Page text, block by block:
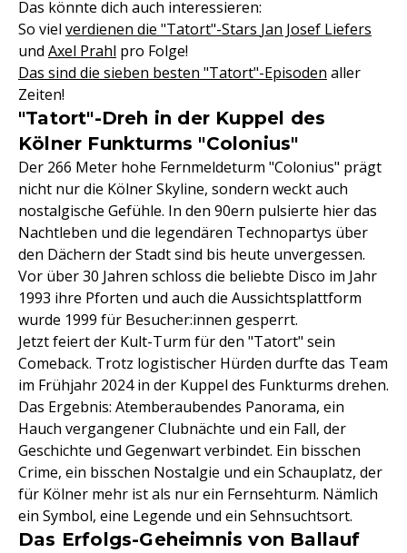
Das könnte dich auch interessieren:
So viel verdienen die "Tatort"-Stars Jan Josef Liefers
und Axel Prahl pro Folge!
Das sind die sieben besten "Tatort"-Episoden aller
Zeiten!
"Tatort"-Dreh in der Kuppel des
Kölner Funkturms "Colonius"
Der 266 Meter hohe Fernmeldeturm "Colonius" prägt
nicht nur die Kölner Skyline, sondern weckt auch
nostalgische Gefühle. In den 90ern pulsierte hier das
Nachtleben und die legendären Technopartys über
den Dächern der Stadt sind bis heute unvergessen.
Vor über 30 Jahren schloss die beliebte Disco im Jahr
1993 ihre Pforten und auch die Aussichtsplattform
wurde 1999 für Besucher:innen gesperrt.
Jetzt feiert der Kult-Turm für den "Tatort" sein
Comeback. Trotz logistischer Hürden durfte das Team
im Frühjahr 2024 in der Kuppel des Funkturms drehen.
Das Ergebnis: Atemberaubendes Panorama, ein
Hauch vergangener Clubnächte und ein Fall, der
Geschichte und Gegenwart verbindet. Ein bisschen
Crime, ein bisschen Nostalgie und ein Schauplatz, der
für Kölner mehr ist als nur ein Fernsehturm. Nämlich
ein Symbol, eine Legende und ein Sehnsuchtsort.
Das Erfolgs-Geheimnis von Ballauf